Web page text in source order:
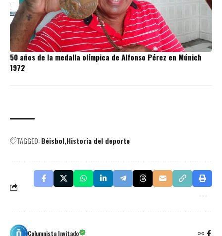
50 años de la medalla olímpica de Alfonso Pérez en Múnich
1972
TAGGED:Béisbol Historia del deporte
Columnista Invitado